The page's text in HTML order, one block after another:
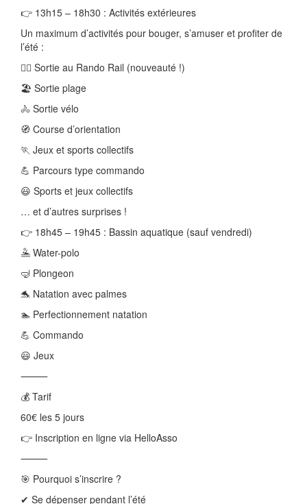
👉 13h15 – 18h30 : Activités extérieures
Un maximum d’activités pour bouger, s’amuser et profiter de
l’été :
🚣‍♂️ Sortie au Rando Rail (nouveauté !)
🏖️ Sortie plage
🚴 Sortie vélo
🧭 Course d’orientation
🏃 Jeux et sports collectifs
💪 Parcours type commando
😃 Sports et jeux collectifs
… et d’autres surprises !
👉 18h45 – 19h45 : Bassin aquatique (sauf vendredi)
🤽 Water-polo
🤿 Plongeon
🐬 Natation avec palmes
🏊 Perfectionnement natation
💪 Commando
😃 Jeux
⸻
💰 Tarif
60€ les 5 jours
👉 Inscription en ligne via HelloAsso
⸻
🎯 Pourquoi s’inscrire ?
✔ Se dépenser pendant l’été